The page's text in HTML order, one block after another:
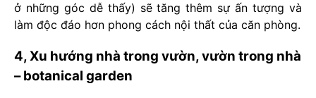
ở những góc dễ thấy) sẽ tăng thêm sự ấn tượng và
làm độc đáo hơn phong cách nội thất của căn phòng.
4, Xu hướng nhà trong vườn, vườn trong nhà
– botanical garden